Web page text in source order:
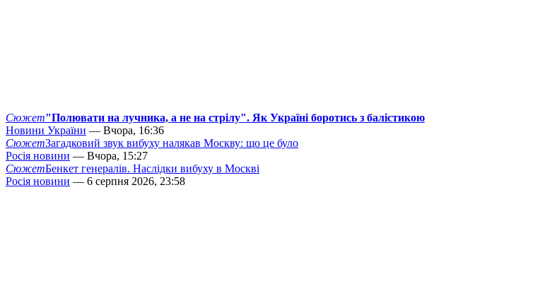
Сюжет"Полювати на лучника, а не на стрілу". Як Україні боротись з балістикою
Новини України — Вчора, 16:36
СюжетЗагадковий звук вибуху налякав Москву: що це було
Росія новини — Вчора, 15:27
СюжетБенкет генералів. Наслідки вибуху в Москві
Росія новини — 6 серпня 2026, 23:58